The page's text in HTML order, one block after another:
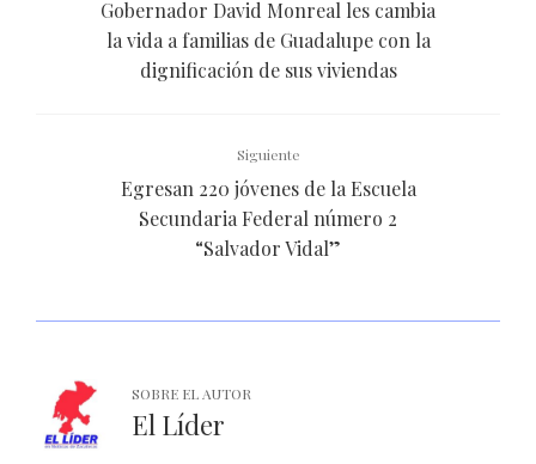
Gobernador David Monreal les cambia
la vida a familias de Guadalupe con la
dignificación de sus viviendas
Siguiente
Egresan 220 jóvenes de la Escuela
Secundaria Federal número 2
“Salvador Vidal”
SOBRE EL AUTOR
El Líder